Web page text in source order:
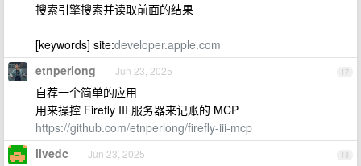
搜索引擎搜索并读取前面的结果
[keywords] site:developer.apple.com
17
etnperlong Jun 23, 2025
自荐一个简单的应用
用来操控 Firefly III 服务器来记账的 MCP
https://github.com/etnperlong/firefly-iii-mcp
18
livedc Jun 23, 2025